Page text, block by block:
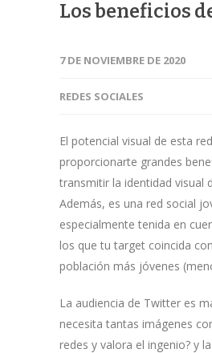
Los beneficios
7 DE NOVIEMBRE DE 2020
REDES SOCIALES
El potencial visual de esta
proporcionarte grandes
transmitir la identidad visual
Además, es una red social
especialmente tenida en
los que tu target coincida
población más jóvenes
La audiencia de Twitter es
necesita tantas imágenes
redes y valora el ingenio? y